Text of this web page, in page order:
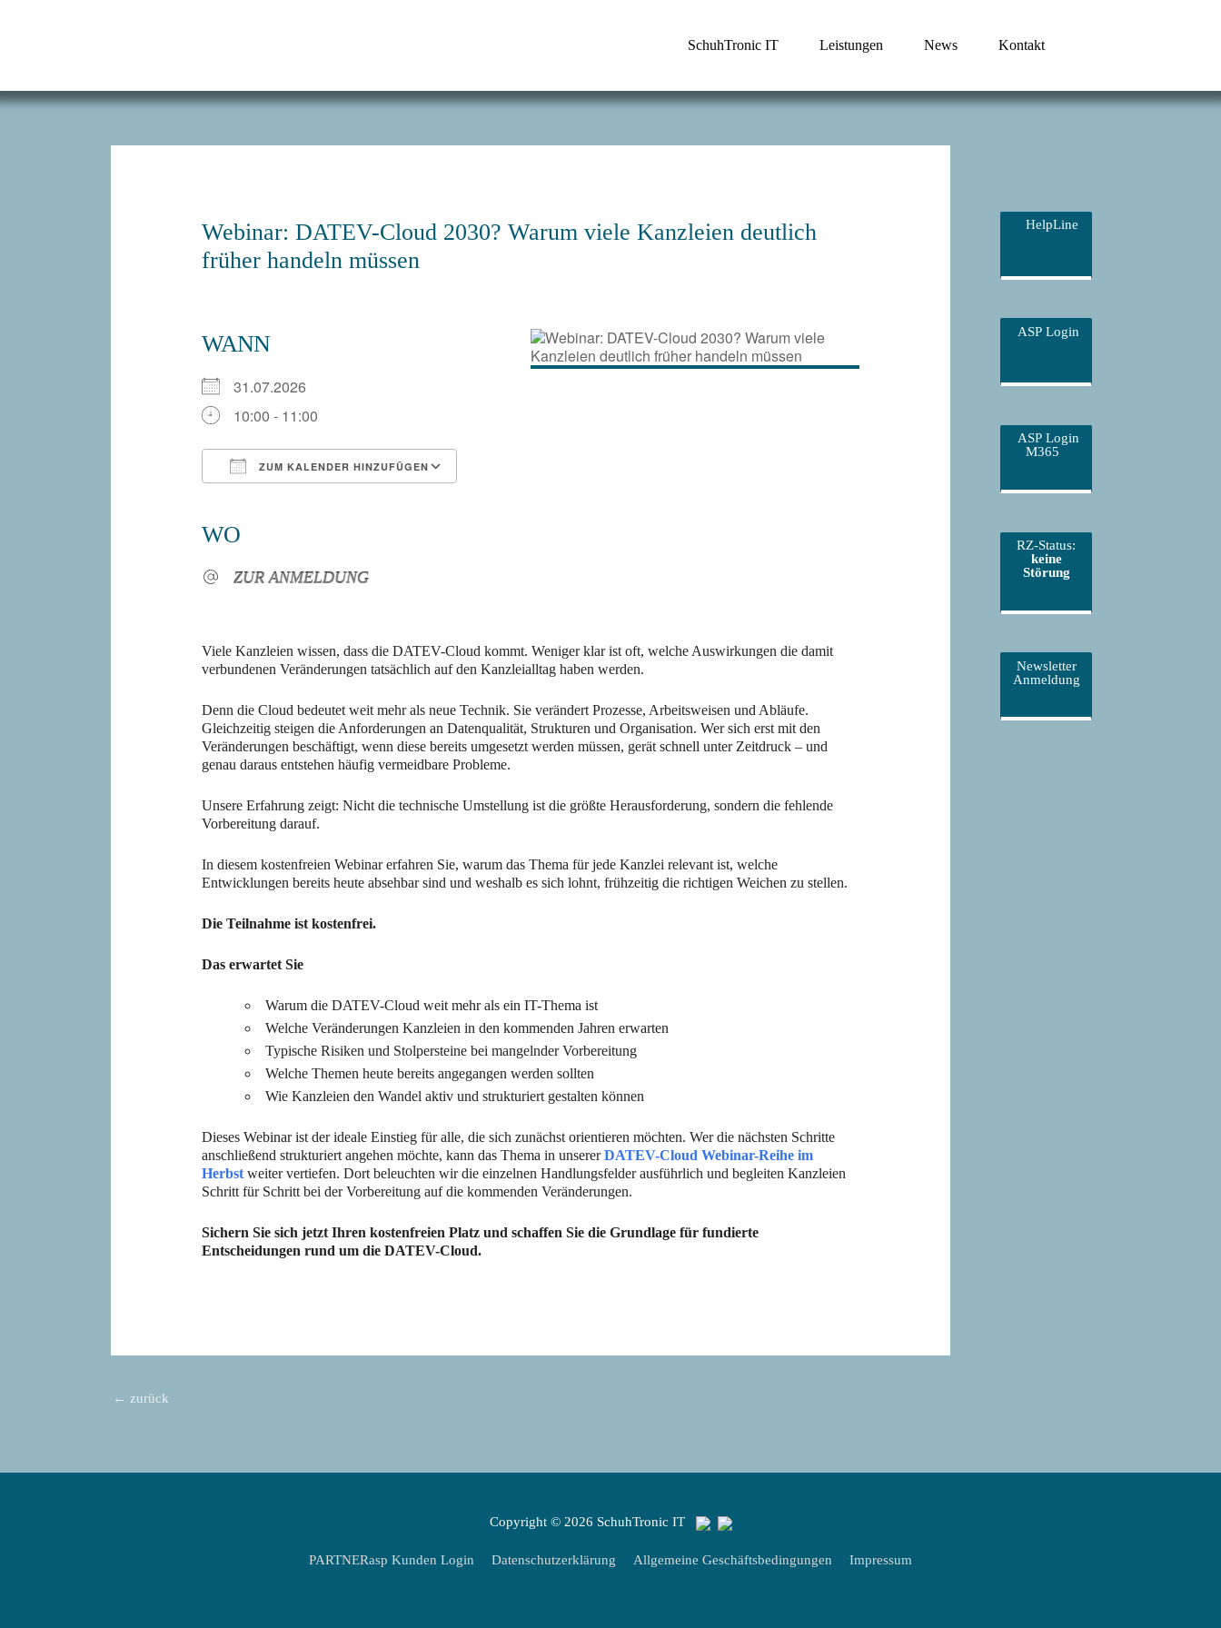
SchuhTronic IT Leistungen News Kontakt
Webinar: DATEV-Cloud 2030? Warum viele Kanzleien deutlich
früher handeln müssen
WANN
31.07.2026
10:00 - 11:00
ZUM KALENDER HINZUFÜGEN
WO
ZUR ANMELDUNG
Viele Kanzleien wissen, dass die DATEV-Cloud kommt. Weniger klar ist oft, welche Auswirkungen die damit
verbundenen Veränderungen tatsächlich auf den Kanzleialltag haben werden.
Denn die Cloud bedeutet weit mehr als neue Technik. Sie verändert Prozesse, Arbeitsweisen und Abläufe.
Gleichzeitig steigen die Anforderungen an Datenqualität, Strukturen und Organisation. Wer sich erst mit den
Veränderungen beschäftigt, wenn diese bereits umgesetzt werden müssen, gerät schnell unter Zeitdruck – und
genau daraus entstehen häufig vermeidbare Probleme.
Unsere Erfahrung zeigt: Nicht die technische Umstellung ist die größte Herausforderung, sondern die fehlende
Vorbereitung darauf.
In diesem kostenfreien Webinar erfahren Sie, warum das Thema für jede Kanzlei relevant ist, welche
Entwicklungen bereits heute absehbar sind und weshalb es sich lohnt, frühzeitig die richtigen Weichen zu stellen.
Die Teilnahme ist kostenfrei.
Das erwartet Sie
Warum die DATEV-Cloud weit mehr als ein IT-Thema ist
Welche Veränderungen Kanzleien in den kommenden Jahren erwarten
Typische Risiken und Stolpersteine bei mangelnder Vorbereitung
Welche Themen heute bereits angegangen werden sollten
Wie Kanzleien den Wandel aktiv und strukturiert gestalten können
Dieses Webinar ist der ideale Einstieg für alle, die sich zunächst orientieren möchten. Wer die nächsten Schritte
anschließend strukturiert angehen möchte, kann das Thema in unsererDATEV-Cloud Webinar-Reihe im
Herbst weiter vertiefen. Dort beleuchten wir die einzelnen Handlungsfelder ausführlich und begleiten Kanzleien
Schritt für Schritt bei der Vorbereitung auf die kommenden Veränderungen.
Sichern Sie sich jetzt Ihren kostenfreien Platz und schaffen Sie die Grundlage für fundierte
Entscheidungen rund um die DATEV-Cloud.
← zurück
HelpLine
ASP Login
ASP Login
M365
RZ-Status:
keine
Störung
Newsletter
Anmeldung
Copyright © 2026 SchuhTronic IT
PARTNERasp Kunden Login Datenschutzerklärung Allgemeine Geschäftsbedingungen Impressum